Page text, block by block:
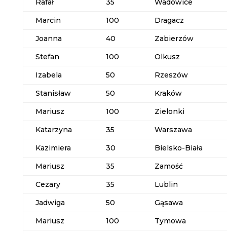
Rafał
35
Wadowice
Marcin
100
Dragacz
Joanna
40
Zabierzów
Stefan
100
Olkusz
Izabela
50
Rzeszów
Stanisław
50
Kraków
Mariusz
100
Zielonki
Katarzyna
35
Warszawa
Kazimiera
30
Bielsko-Biała
Mariusz
35
Zamość
Cezary
35
Lublin
Jadwiga
50
Gąsawa
Mariusz
100
Tymowa